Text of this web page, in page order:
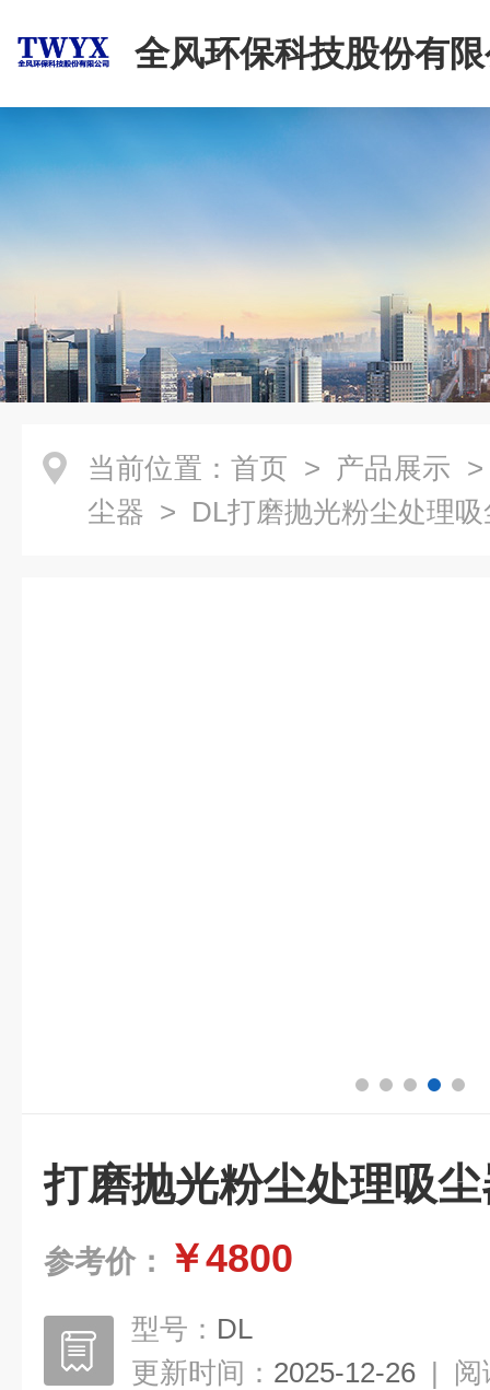
全风环保科技股份有
当前位置： 首页 > 产品展示
尘器 > DL打磨抛光粉尘处理吸
打磨抛光粉尘处理吸
参考价： ￥4800
型号： DL
更新时间： 2025-12-26 | 阅